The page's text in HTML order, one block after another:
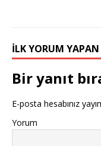
İLK YORUM
Bir yanıt
E-posta hesabınız
Yorum